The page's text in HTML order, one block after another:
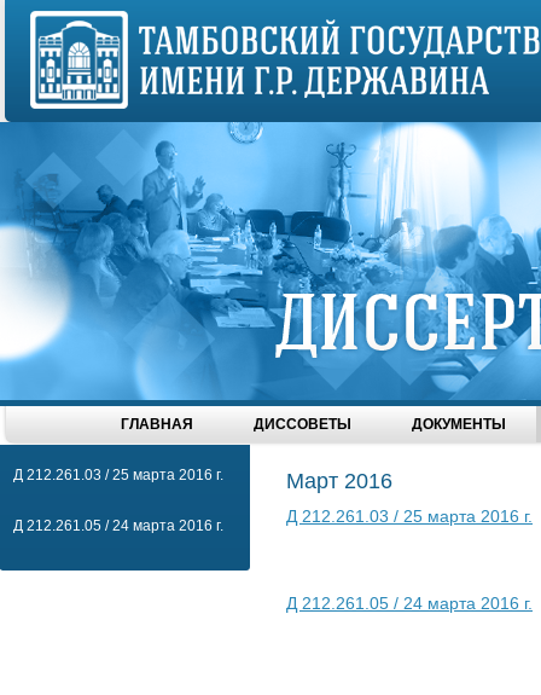
ГЛАВНАЯ ДИССОВЕТЫ ДОКУМЕНТЫ
Д 212.261.03 / 25 марта 2016 г.
Д 212.261.05 / 24 марта 2016 г.
Март 2016
Д 212.261.03 / 25 марта 2016 г.
Д 212.261.05 / 24 марта 2016 г.